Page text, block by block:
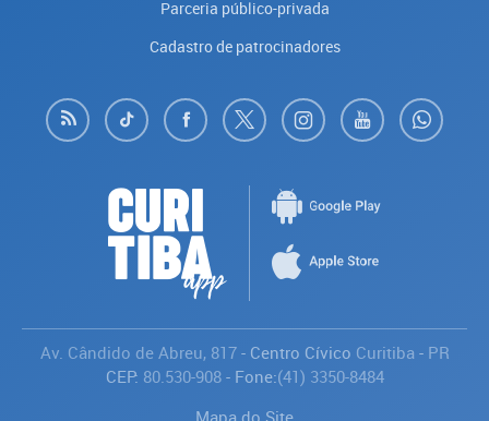
Parceria público-privada
Cadastro de patrocinadores
Av. Cândido de Abreu, 817- Centro Cívico Curitiba - PR
CEP: 80.530-908- Fone:(41) 3350-8484
Mapa do Site